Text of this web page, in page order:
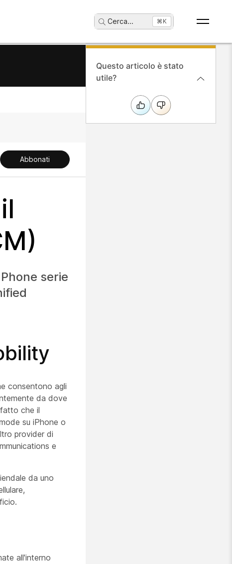
Cerca... ⌘K
Abbonati
serie
consentono agli
da dove
che il
su iPhone o
provider di
e
da uno
all'interno
Questo articolo è stato
utile?